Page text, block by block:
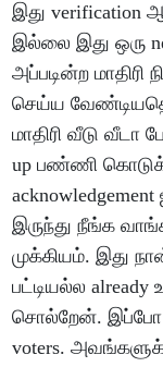
இது verification
இல்லை இது ஒரு
அப்படின்ற
செய்ய
மாதிரி வீடு வீடா
up பண்ணி
இருந்து நீங்க
முக்கியம். இது
பட்டியல்ல
சொல்றேன். இப்போ
voters.